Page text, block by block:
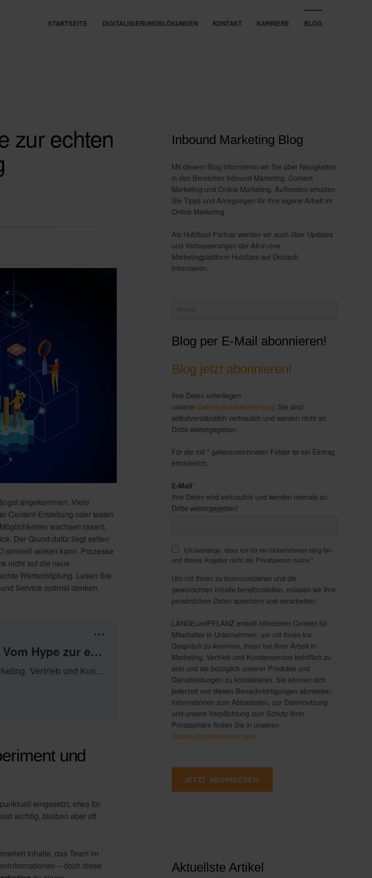
STARTSEITE DIGITALISIERUNGSLÖSUNGEN KONTAKT KARRIERE BLOG
zur echten
angekommen. Viele
Content-Erstellung oder testen
wachsen rasant,
Der Grund dafür liegt selten
sinnvoll wirken kann. Prozesse
nicht auf die neue
Wertschöpfung. Lesen Sie
Service optimal denken.
Folge 27: KI im Marketing: Vom Hype zur echten Wertschöpfung
Digitalize or Die – der Podcast für Marketing, Vertrieb und Kundenservice
und
eingesetzt, etwa für
wichtig, bleiben aber oft
Inhalte, das Team im
– doch diese
Inbound Marketing Blog
Mit diesem Blog informieren wir Sie über Neuigkeiten
in den Bereichen Inbound Marketing, Content
Marketing und Online Marketing. Außerdem erhalten
Sie Tipps und Anregungen für Ihre eigene Arbeit im
Online Marketing.
Als HubSpot Partner werden wir auch über Updates
und Verbesserungen der All-in-one
Marketingplattform HubSpot auf Deutsch
informieren.
Blog per E-Mail abonnieren!
Blog jetzt abonnieren!
Ihre Daten unterliegen
unserer Datenschutzbestimmung. Sie sind
selbstverständlich vertraulich und werden nicht an
Dritte weitergegeben.
Für die mit * gekennzeichneten Felder ist ein Eintrag
erforderlich.
E-Mail*
Ihre Daten sind vertraulich und werden niemals an
Dritte weitergegeben!
Ich bestätige, dass ich für ein Unternehmen tätig bin
und dieses Angebot nicht als Privatperson nutze.*
Um mit Ihnen zu kommunizieren und die
gewünschten Inhalte bereitzustellen, müssen wir Ihre
persönlichen Daten speichern und verarbeiten.
LANGEundPFLANZ erstellt hilfreichen Content für
Mitarbeiter in Unternehmen, um mit ihnen ins
Gespräch zu kommen, ihnen bei ihrer Arbeit in
Marketing, Vertrieb und Kundenservice behilflich zu
sein und sie bezüglich unserer Produkte und
Dienstleistungen zu kontaktieren. Sie können sich
jederzeit von diesen Benachrichtigungen abmelden.
Informationen zum Abbestellen, zur Datennutzung
und unsere Verpflichtung zum Schutz Ihrer
Privatsphäre finden Sie in unseren
Datenschutzbestimmungen.
Aktuellste Artikel